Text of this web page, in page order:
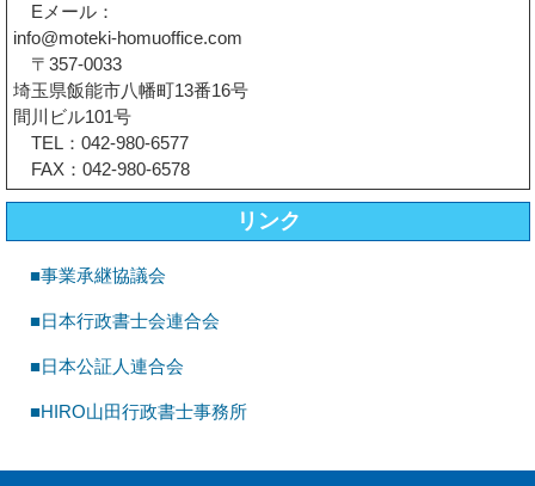
Eメール：
info@moteki-homuoffice.com
〒357-0033
埼玉県飯能市八幡町13番16号
間川ビル101号
TEL：042-980-6577
FAX：042-980-6578
リンク
■事業承継協議会
■日本行政書士会連合会
■日本公証人連合会
■HIRO山田行政書士事務所